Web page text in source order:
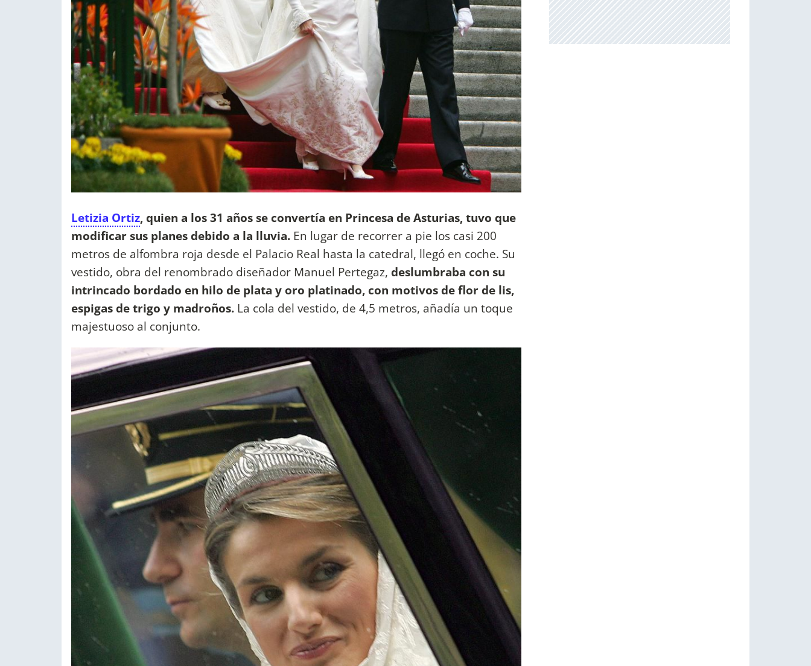
Letizia Ortiz, quien a los 31 años se convertía en Princesa de Asturias, tuvo que
modificar sus planes debido a la lluvia. En lugar de recorrer a pie los casi 200
metros de alfombra roja desde el Palacio Real hasta la catedral, llegó en coche. Su
vestido, obra del renombrado diseñador Manuel Pertegaz, deslumbraba con su
intrincado bordado en hilo de plata y oro platinado, con motivos de flor de lis,
espigas de trigo y madroños. La cola del vestido, de 4,5 metros, añadía un toque
majestuoso al conjunto.